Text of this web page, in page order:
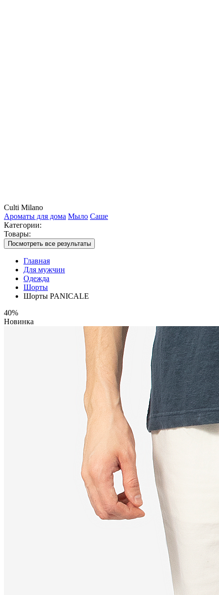
Culti Milano
Ароматы для дома Мыло Саше
Категории:
Товары:
Посмотреть все результаты
Главная
Для мужчин
Одежда
Шорты
Шорты PANICALE
40%
Новинка